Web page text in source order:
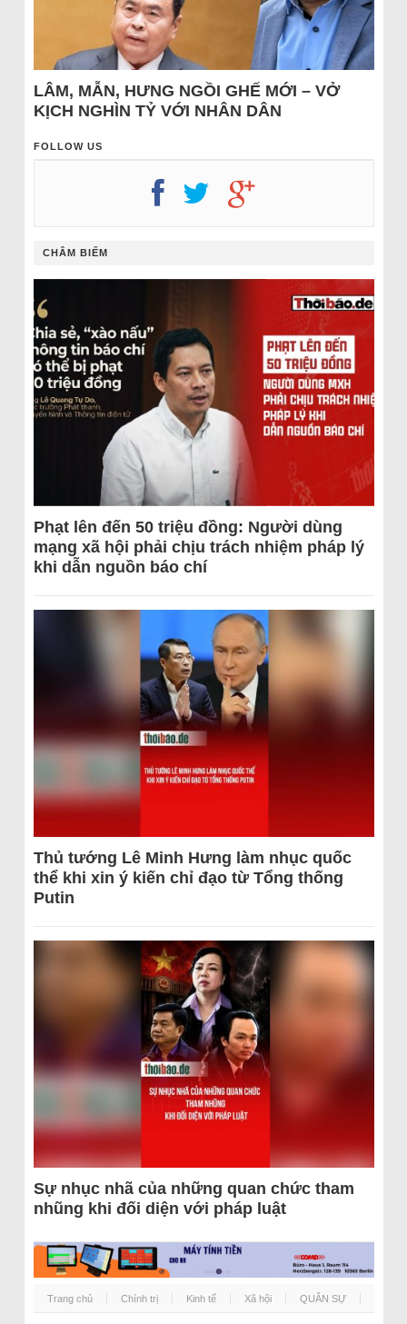
LÂM, MẪN, HƯNG NGỒI GHẾ MỚI – VỞ
KỊCH NGHÌN TỶ VỚI NHÂN DÂN
FOLLOW US
CHÂM BIẾM
Phạt lên đến 50 triệu đồng: Người dùng
mạng xã hội phải chịu trách nhiệm pháp lý
khi dẫn nguồn báo chí
Thủ tướng Lê Minh Hưng làm nhục quốc
thể khi xin ý kiến chỉ đạo từ Tổng thống
Putin
Sự nhục nhã của những quan chức tham
nhũng khi đối diện với pháp luật
Trang chủ Chính trị Kinh tế Xã hội QUÂN SỰ